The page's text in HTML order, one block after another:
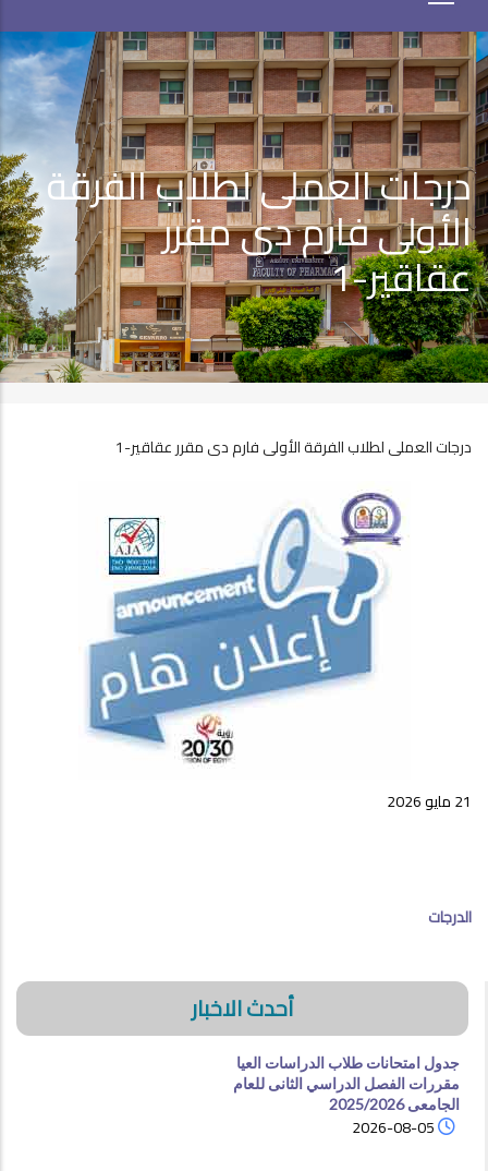
درجات العملى لطلاب الفرقة
الأولى فارم دى مقرر
عقاقير-1
درجات العملى لطلاب الفرقة الأولى فارم دى مقرر عقاقير-1
21 مايو 2026
الدرجات
أحدث الاخبار
جدول امتحانات طلاب الدراسات العيا
مقررات الفصل الدراسي الثانى للعام
الجامعى 2025/2026
2026-08-05